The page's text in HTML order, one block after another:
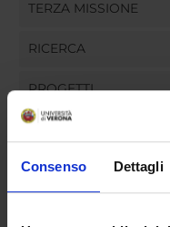
Consenso Dettagli
TERZA MISSIONE
RICERCA
PROGETTI
PUBBLICAZIONI
INCARICHI